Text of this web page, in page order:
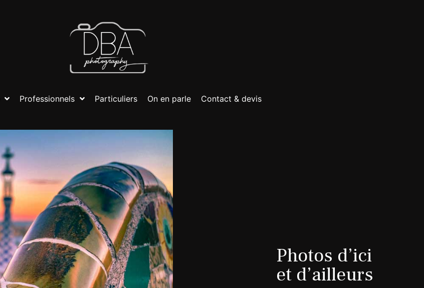
Professionnels Particuliers On en parle Contact & devis
Photos d’ici
et d’ailleurs